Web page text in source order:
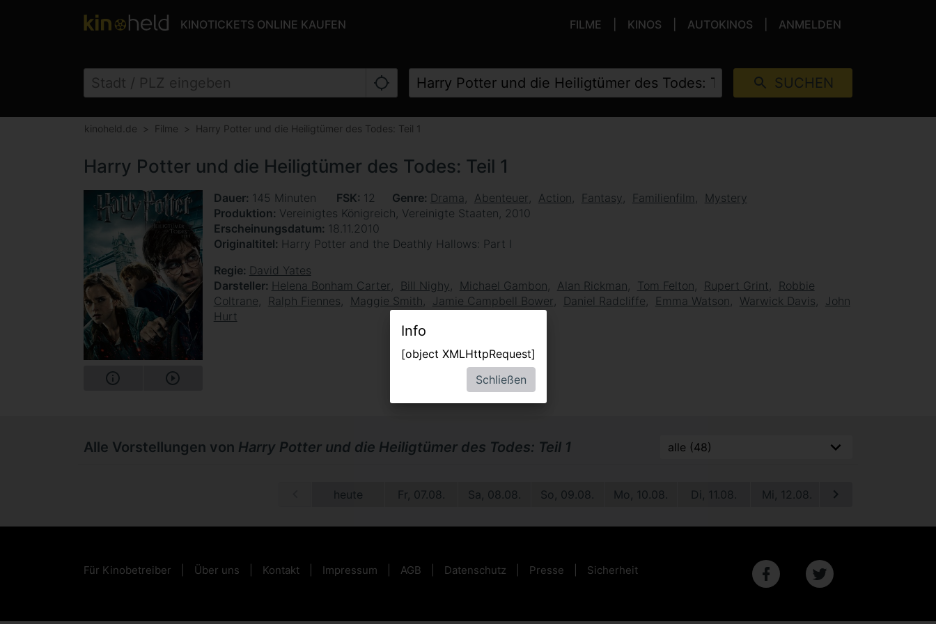
KINOTICKETS ONLINE KAUFEN FILME KINOS AUTOKINOS ANMELDEN
SUCHEN
kinoheld.de Filme Harry Potter und die Heiligtümer des Todes: Teil 1
Harry Potter und die Heiligtümer des Todes: Teil 1
Dauer 145 Minuten FSK 12 Genre Drama Abenteuer Action Fantasy Familienfilm
Mystery
Produktion Vereinigtes Königreich, Vereinigte Staaten, 2010
Erscheinungsdatum 18.11.2010
Originaltitel Harry Potter and the Deathly Hallows: Part I
Regie David Yates
Darsteller Helena Bonham Carter Bill Nighy Michael Gambon Alan Rickman Tom Felton Rupert Grint
Robbie
Coltrane
Ralph Fiennes Maggie Smith Jamie Campbell Bower Daniel Radcliffe Emma Watson Warwick Davis
John
Hurt
Alle Vorstellungen von Harry Potter und die Heiligtümer des Todes: Teil 1
heute Fr, 07.08. Sa, 08.08. So, 09.08. Mo, 10.08. Di, 11.08. Mi, 12.08. Do, 13.08.
Für Kinobetreiber Über uns Kontakt Impressum AGB Datenschutz Presse Sicherheit
Info
[object XMLHttpRequest]
Schließen